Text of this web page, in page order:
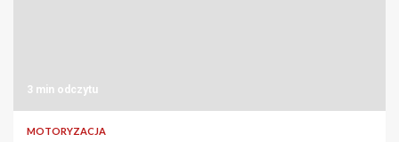
3 min odczytu
MOTORYZACJA